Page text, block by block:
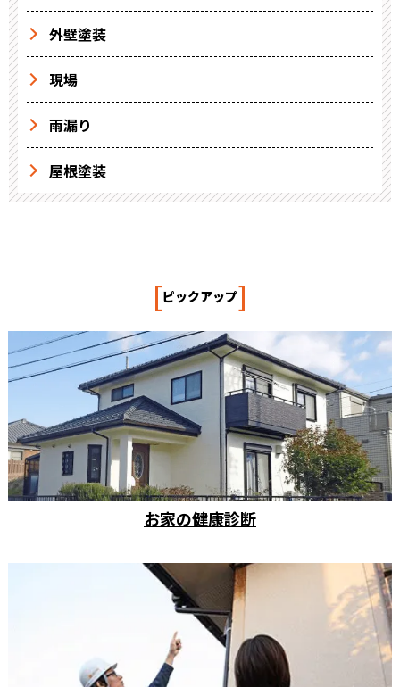
外壁塗装
現場
雨漏り
屋根塗装
[ピックアップ]
お家の健康診断